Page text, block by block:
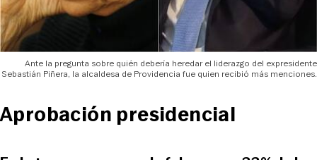
Ante la pregunta sobre quién debería heredar el liderazgo del expresidente
Sebastián Piñera, la alcaldesa de Providencia fue quien recibió más menciones.
Aprobación presidencial